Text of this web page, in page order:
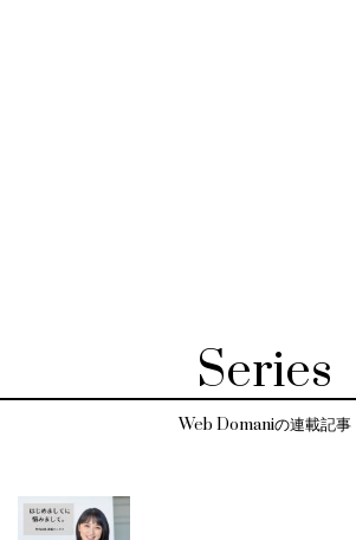
Series
Web Domaniの連載記事